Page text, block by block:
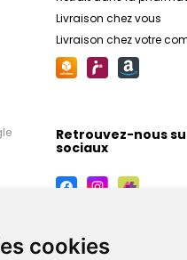
cookies
Livraison chez vous
Livraison chez votre
Retrouvez-nous
sociaux